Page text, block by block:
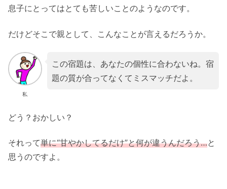
息子にとってはとても苦しいことのようなのです。
だけどそこで親として、こんなことが言えるだろうか。
私
この宿題は、あなたの個性に合わないね。宿
題の質が合ってなくてミスマッチだよ。
どう？おかしい？
それって単に“甘やかしてるだけ”と何が違うんだろう…と
思うのですよ。